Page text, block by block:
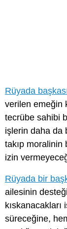
Rüyada
verilen emeğin
tecrübe sahibi
işlerin daha da
takıp moralinin
izin
Rüyada bir
ailesinin
süreceğine,